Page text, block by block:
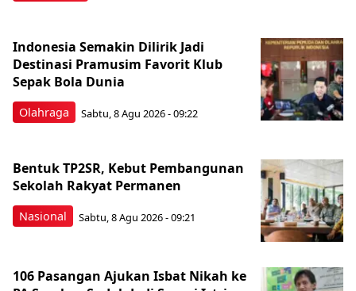
Olahraga
Indonesia Semakin Dilirik Jadi
Destinasi Pramusim Favorit Klub
Sepak Bola Dunia
Sabtu, 8 Agu 2026 - 09:22
Nasional
Bentuk TP2SR, Kebut Pembangunan
Sekolah Rakyat Permanen
Sabtu, 8 Agu 2026 - 09:21
106 Pasangan Ajukan Isbat Nikah ke